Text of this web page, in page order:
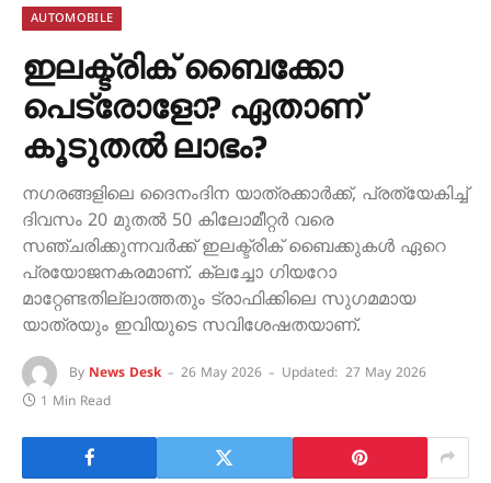
AUTOMOBILE
ഇലക്ട്രിക് ബൈക്കോ
പെട്രോളോ? ഏതാണ്
കൂടുതൽ ലാഭം?
നഗരങ്ങളിലെ ദൈനംദിന യാത്രക്കാർക്ക്, പ്രത്യേകിച്ച്
ദിവസം 20 മുതൽ 50 കിലോമീറ്റർ വരെ
സഞ്ചരിക്കുന്നവർക്ക് ഇലക്ട്രിക് ബൈക്കുകൾ ഏറെ
പ്രയോജനകരമാണ്. ക്ലച്ചോ ഗിയറോ
മാറ്റേണ്ടതില്ലാത്തതും ട്രാഫിക്കിലെ സുഗമമായ
യാത്രയും ഇവിയുടെ സവിശേഷതയാണ്.
By News Desk 26 May 2026 Updated: 27 May 2026
1 Min Read